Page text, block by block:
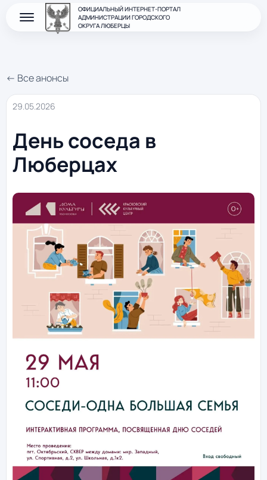
ОФИЦИАЛЬНЫЙ ИНТЕРНЕТ-ПОРТАЛ
АДМИНИСТРАЦИИ ГОРОДСКОГО
ОКРУГА ЛЮБЕРЦЫ
← Все анонсы
29.05.2026
День соседа в
Люберцах